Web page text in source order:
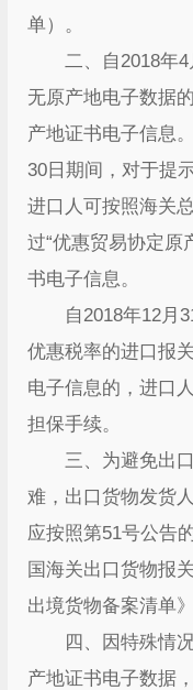
单）。
二、自2018年
无原产地电子数据
产地证书电子信息
30日期间，对于提
进口人可按照海关
过“优惠贸易协定原
书电子信息。
自2018年12月
优惠税率的进口报
电子信息的，进口
担保手续。
三、为避免出
难，出口货物发货
应按照第51号公告
国海关出口货物报
出境货物备案清单
四、因特殊情
产地证书电子数据